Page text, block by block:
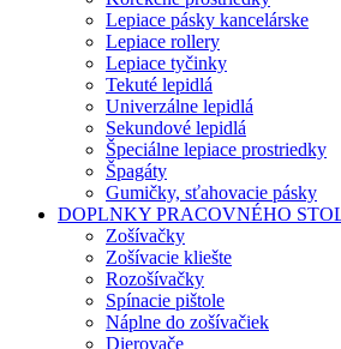
Lepiace pásky kancelárske
Lepiace rollery
Lepiace tyčinky
Tekuté lepidlá
Univerzálne lepidlá
Sekundové lepidlá
Špeciálne lepiace prostriedky
Špagáty
Gumičky, sťahovacie pásky
DOPLNKY PRACOVNÉHO
Zošívačky
Zošívacie kliešte
Rozošívačky
Spínacie pištole
Náplne do zošívačiek
Dierovače